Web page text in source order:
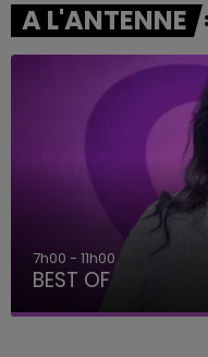
A L'ANTENNE
7h00 - 11h00
BEST OF